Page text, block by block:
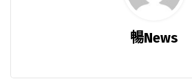
暢News